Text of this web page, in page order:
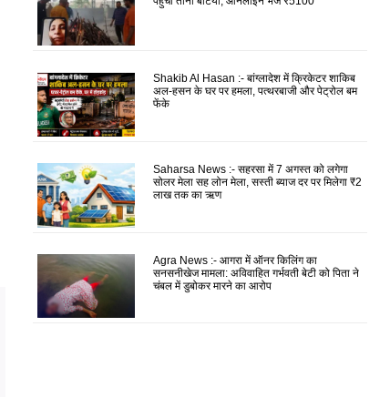
Shakib Al Hasan :- बांग्लादेश में क्रिकेटर शाकिब
अल-हसन के घर पर हमला, पत्थरबाजी और पेट्रोल बम
फेंके
Saharsa News :- सहरसा में 7 अगस्त को लगेगा
सोलर मेला सह लोन मेला, सस्ती ब्याज दर पर मिलेगा ₹2
लाख तक का ऋण
Agra News :- आगरा में ऑनर किलिंग का
सनसनीखेज मामला: अविवाहित गर्भवती बेटी को पिता ने
चंबल में डुबोकर मारने का आरोप